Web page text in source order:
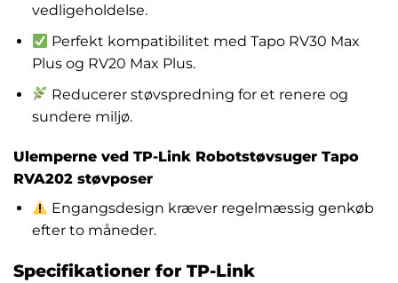
vedligeholdelse.
Perfekt kompatibilitet med Tapo RV30 Max
Plus og RV20 Max Plus.
Reducerer støvspredning for et renere og
sundere miljø.
Ulemperne ved TP-Link Robotstøvsuger Tapo
RVA202 støvposer
Engangsdesign kræver regelmæssig genkøb
efter to måneder.
Specifikationer for TP-Link